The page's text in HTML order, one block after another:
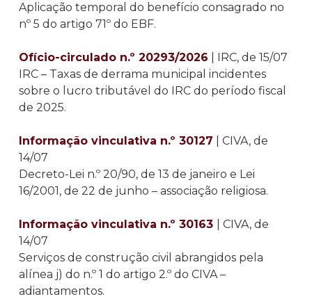
Aplicação temporal do benefício consagrado no
nº 5 do artigo 71º do EBF.
Ofício-circulado n.º 20293/2026 | IRC, de 15/07
IRC – Taxas de derrama municipal incidentes
sobre o lucro tributável do IRC do período fiscal
de 2025.
Informação vinculativa n.º 30127 | CIVA, de
14/07
Decreto-Lei n.º 20/90, de 13 de janeiro e Lei
16/2001, de 22 de junho – associação religiosa.
Informação vinculativa n.º 30163
| CIVA, de
14/07
Serviços de construção civil abrangidos pela
alínea j) do n.º 1 do artigo 2.º do CIVA –
adiantamentos.